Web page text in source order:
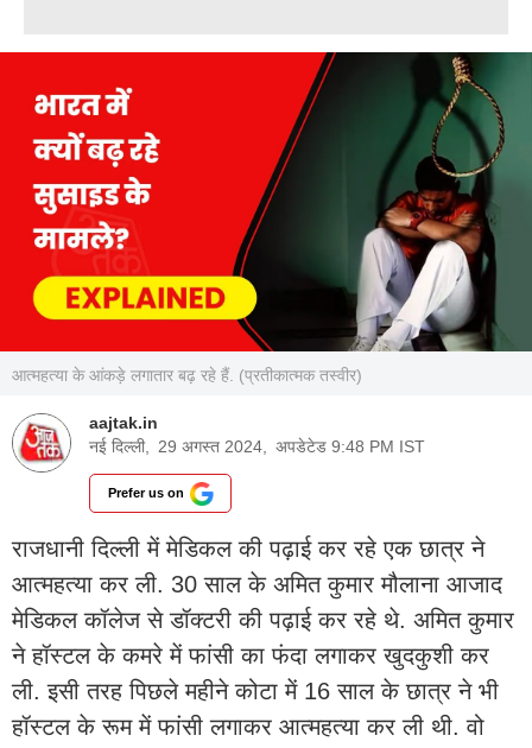
आत्महत्या के आंकड़े लगातार बढ़ रहे हैं. (प्रतीकात्मक तस्वीर)
aajtak.in
नई दिल्ली,
29 अगस्त 2024, अपडेटेड 9:48 PM IST
Prefer us on
राजधानी दिल्ली में मेडिकल की पढ़ाई कर रहे एक छात्र ने
आत्महत्या कर ली. 30 साल के अमित कुमार मौलाना आजाद
मेडिकल कॉलेज से डॉक्टरी की पढ़ाई कर रहे थे. अमित कुमार
ने हॉस्टल के कमरे में फांसी का फंदा लगाकर खुदकुशी कर
ली. इसी तरह पिछले महीने कोटा में 16 साल के छात्र ने भी
हॉस्टल के रूम में फांसी लगाकर आत्महत्या कर ली थी. वो